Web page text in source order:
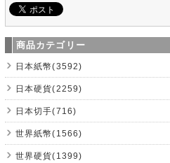
商品カテゴリー
日本紙幣(3592)
日本硬貨(2259)
日本切手(716)
世界紙幣(1566)
世界硬貨(1399)